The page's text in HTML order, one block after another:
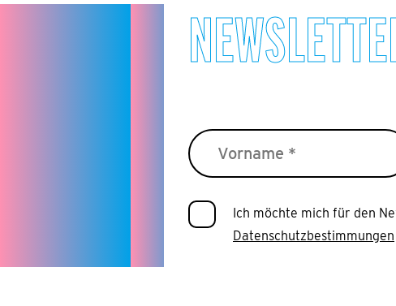
Ich möchte mich für den
Datenschutzbestimmungen